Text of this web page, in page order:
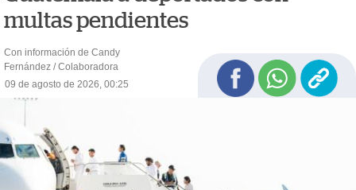
multas pendientes
Con información de Candy
Fernández / Colaboradora
09 de agosto de 2026, 00:25